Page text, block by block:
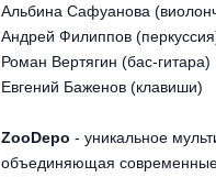
Альбина Сафуанова
Андрей Филиппов
Роман Вертягин (бас-гитара)
Евгений Баженов (клавиши)
ZooDepo - уникальное
объединяющая современные